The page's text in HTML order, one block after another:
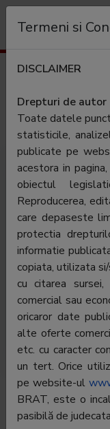
tvmania.ro
Category:Filme &
TV Mania.ro -
Romania, care
recomandari ale
noutati TV, stiri si
vizitatorilor si
Mania, acordand
"Perle TV",
TV Mania.
Editor:
Contractor
SATI:
Termeni si
DISCLAIMER
Drepturi de autor
Toate datele
statisticile,
publicate pe
acestora in
obiectul
Reproducerea,
care depaseste
protectia
informatie
copiata, utilizata
cu citarea
comercial sau
oricaror date
alte oferte
etc. cu caracter
un tert. Orice
pe website-ul
BRAT, este o
pasibilă de